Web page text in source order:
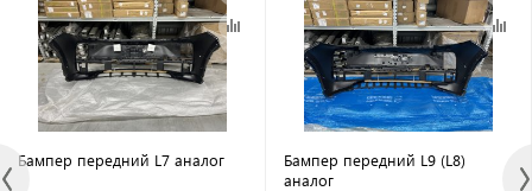
Бампер передний L7 аналог
Бампер передний L9 (L8)
аналог